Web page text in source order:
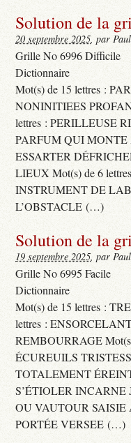
Solution de la
20 septembre 2025, par
Grille No 6996 Difficile
Dictionnaire
Mot(s) de 15 lettres :
NONINITIEES
lettres : PERILLEUSE
PARFUM QUI
ESSARTER
LIEUX Mot(s) de 6
INSTRUMENT DE
L’OBSTACLE (…)
Solution de la
19 septembre 2025, par
Grille No 6995 Facile
Dictionnaire
Mot(s) de 15 lettres :
lettres :
REMBOURRAGE
ÉCUREUILS
TOTALEMENT
S’ÉTIOLER INCARNE
OU VAUTOUR
PORTÉE VERSEE (…)